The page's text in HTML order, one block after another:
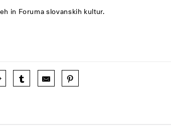
in Foruma slovanskih kultur.